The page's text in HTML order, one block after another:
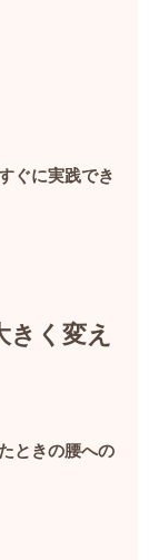
ぐに実践でき
く変え
ときの腰への